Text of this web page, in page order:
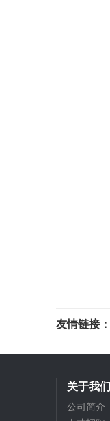
友情链接：
关于我们
公司简介